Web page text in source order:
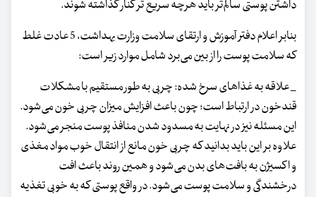
داشتن پوستی سالم‌تر باید هرچه سریع تر کنار گذاشته شوند.
بنابر اعلام دفتر آموزش و ارتقای سلامت وزارت بهداشت، 5 عادت غلط
که سلامت پوست را از بین می‌برد شامل موارد زیر است:
_ علاقه به غذاهای سرخ شده: چربی به طور مستقیم با مشکلات
قندخون در ارتباط است؛ چون باعث افزایش میزان چربی خون می‌شود.
این مسئله نیز در نهایت به مسدود شدن منافذ پوست منجر می‌شود.
علاوه بر این باید بدانید که چربی خون مانع از انتقال خوب مواد مغذی
و اکسیژن به بافت‌های بدن می‌شود و همین روند باعث افت
درخشندگی و سلامت پوست می‌شود. در واقع پوستی که به خوبی تغذیه